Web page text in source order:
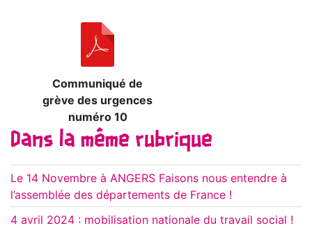
Communiqué de
grève des urgences
numéro 10
Dans la même rubrique
Le 14 Novembre à ANGERS Faisons nous entendre à
l’assemblée des départements de France !
4 avril 2024 : mobilisation nationale du travail social !